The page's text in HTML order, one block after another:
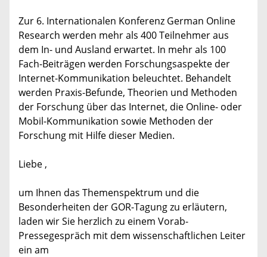
Zur 6. Internationalen Konferenz German Online
Research werden mehr als 400 Teilnehmer aus
dem In- und Ausland erwartet. In mehr als 100
Fach-Beiträgen werden Forschungsaspekte der
Internet-Kommunikation beleuchtet. Behandelt
werden Praxis-Befunde, Theorien und Methoden
der Forschung über das Internet, die Online- oder
Mobil-Kommunikation sowie Methoden der
Forschung mit Hilfe dieser Medien.
Liebe ,
um Ihnen das Themenspektrum und die
Besonderheiten der GOR-Tagung zu erläutern,
laden wir Sie herzlich zu einem Vorab-
Pressegespräch mit dem wissenschaftlichen Leiter
ein am